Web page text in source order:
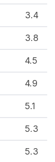
3.4
3.8
4.5
4.9
5.1
5.3
5.3